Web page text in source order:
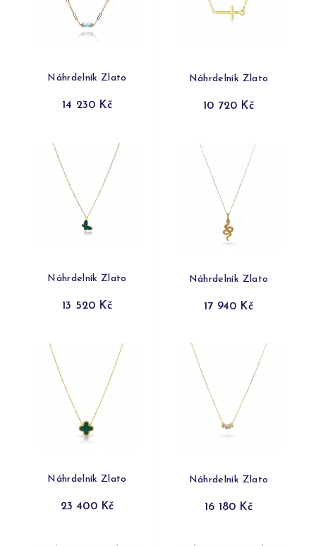
Náhrdelník Zlato
14 230 Kč
Náhrdelník Zlato
10 720 Kč
Náhrdelník Zlato
13 520 Kč
Náhrdelník Zlato
17 940 Kč
Náhrdelník Zlato
23 400 Kč
Náhrdelník Zlato
16 180 Kč